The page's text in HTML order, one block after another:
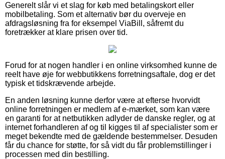
Generelt slår vi et slag for køb med betalingskort eller
mobilbetaling. Som et alternativ bør du overveje en
afdragsløsning fra for eksempel ViaBill, såfremt du
foretrækker at klare prisen over tid.
Forud for at nogen handler i en online virksomhed kunne de
reelt have øje for webbutikkens forretningsaftale, dog er det
typisk et tidskrævende arbejde.
En anden løsning kunne derfor være at efterse hvorvidt
online forretningen er medlem af e-mærket, som kan være
en garanti for at netbutikken adlyder de danske regler, og at
internet forhandleren af og til kigges til af specialister som er
meget bekendte med de gældende bestemmelser. Desuden
får du chance for støtte, for så vidt du får problemstillinger i
processen med din bestilling.